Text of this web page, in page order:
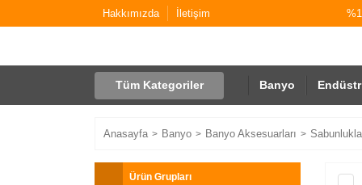
Hakkımızda İletişim
Tüm Kategoriler Banyo
Anasayfa Banyo Banyo Aksesuarları
Ürün Grupları